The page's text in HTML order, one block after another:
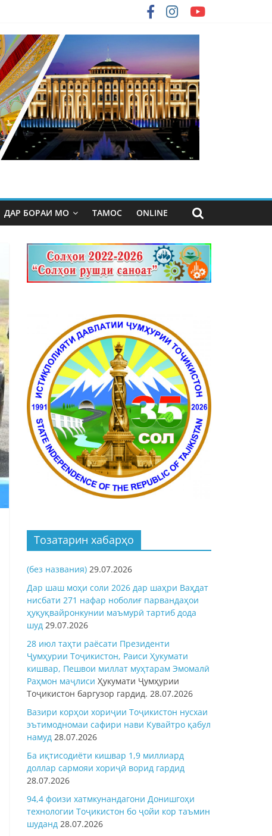
ДАР БОРАИ МО ТАМОС ONLINE
Тозатарин хабарҳо
(без названия) 29.07.2026
Дар шаш моҳи соли 2026 дар шаҳри Ваҳдат
нисбати 271 нафар ноболиғ парвандаҳои
ҳуқуқвайронкунии маъмурӣ тартиб дода
шуд 29.07.2026
28 июл таҳти раёсати Президенти
Ҷумҳурии Тоҷикистон, Раиси Ҳукумати
кишвар, Пешвои миллат муҳтарам Эмомалӣ
Раҳмон маҷлиси Ҳукумати Ҷумҳурии
Тоҷикистон баргузор гардид. 28.07.2026
Вазири корҳои хориҷии Тоҷикистон нусхаи
эътимодномаи сафири нави Кувайтро қабул
намуд 28.07.2026
Ба иқтисодиёти кишвар 1,9 миллиард
доллар сармояи хориҷӣ ворид гардид
28.07.2026
94,4 фоизи хатмкунандагони Донишгоҳи
технологии Тоҷикистон бо ҷойи кор таъмин
шуданд 28.07.2026